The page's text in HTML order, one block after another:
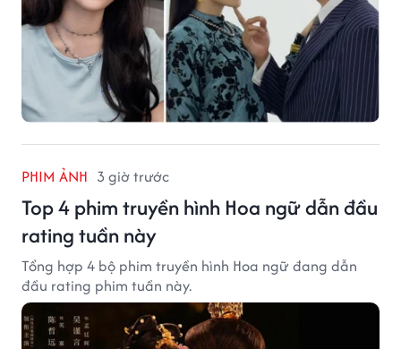
PHIM ẢNH 3 giờ trước
Top 4 phim truyền hình Hoa ngữ dẫn đầu
rating tuần này
Tổng hợp 4 bộ phim truyền hình Hoa ngữ đang dẫn
đầu rating phim tuần này.